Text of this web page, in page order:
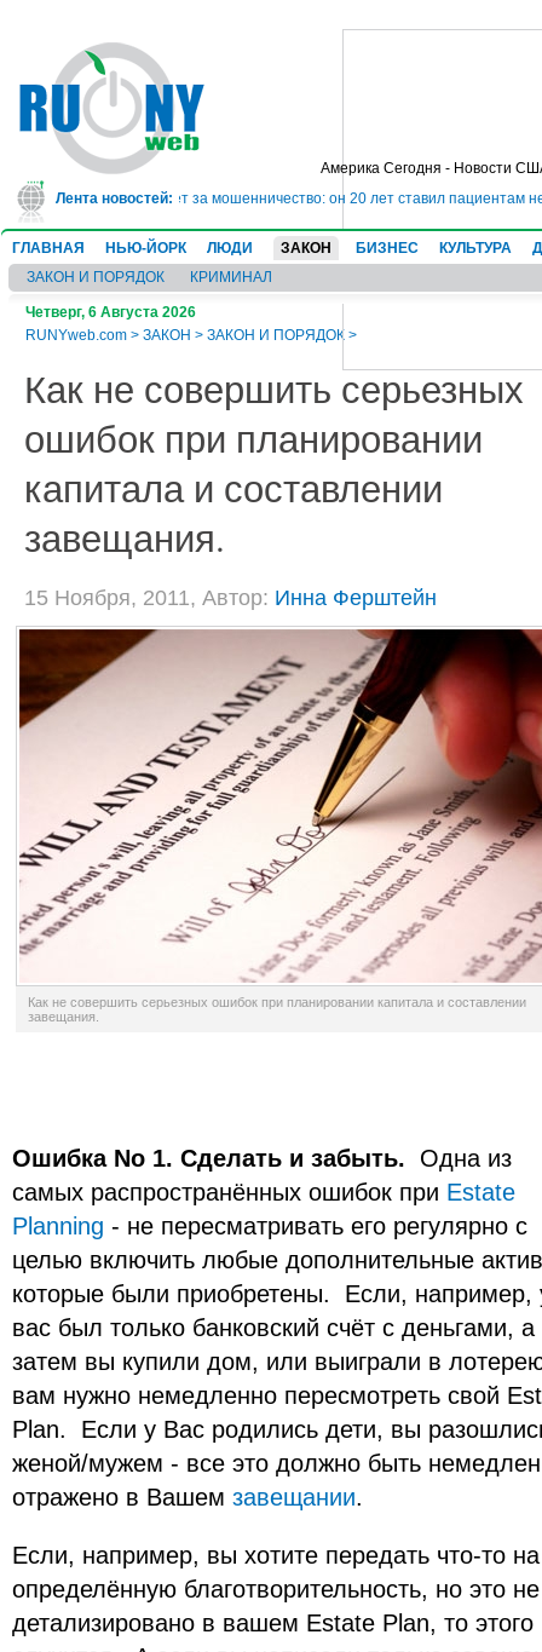
Америка Сегодня - Новости
Лента новостей:
в тюрьму на 10 лет за мошенничество: он 20 лет ставил пациентам
ГЛАВНАЯ НЬЮ-ЙОРК ЛЮДИ ЗАКОН БИЗНЕС КУЛЬТУРА
ЗАКОН И ПОРЯДОК
КРИМИНАЛ
Четверг, 6 Августа 2026
RUNYweb.com > ЗАКОН > ЗАКОН И ПОРЯДОК >
Как не совершить серьезных
ошибок при планировании
капитала и составлении
завещания.
15 Ноября, 2011, Автор: Инна Ферштейн
Как не совершить серьезных ошибок при планировании капитала и составлении
завещания.
Ошибка No 1. Сделать и забыть. Одна из
самых распространённых ошибок при Estate
Planning - не пересматривать его регулярно с
целью включить любые дополнительные
которые были приобретены. Eсли, например,
вас был только банковский счёт с деньгами, а
затем вы купили дом, или выиграли в
вам нужно немедленно пересмoтрeть свoй
Plan. Если у Вас родились дети, вы
женой/мужем - все это должно быть
отражено в Вашем завещании.
Eсли, например, вы хотитe передать что-то на
определённую благотворительность, но это не
детализировано в вашем Estate Plan, то этого